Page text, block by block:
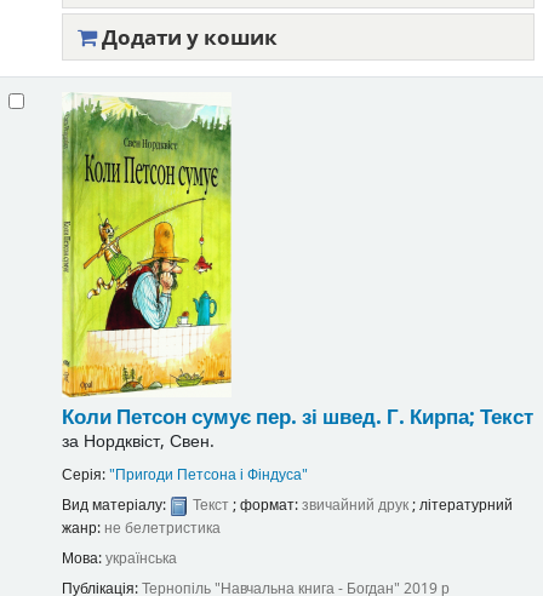
Додати у кошик
Коли Петсон сумує пер. зі швед. Г. Кирпа; Текст
за Нордквіст, Свен.
Серія:"Пригоди Петсона і Фіндуса"
Вид матеріалу:
Текст; формат:звичайний друк; літературний
жанр: не белетристика
Мова:українська
Публікація:Тернопіль"Навчальна книга - Богдан" 2019 р